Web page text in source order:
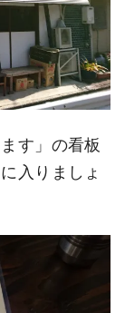
す」の看板
入りましょ